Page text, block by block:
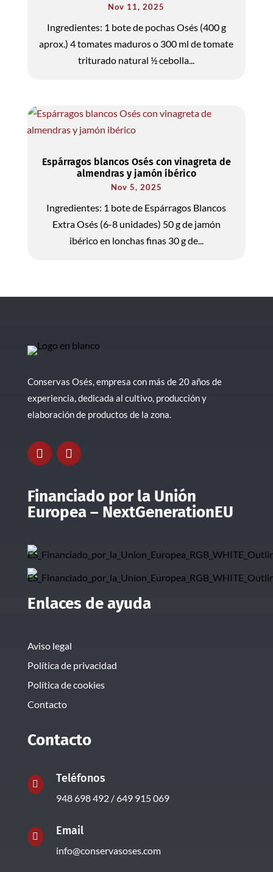
Nov 11, 2025
Ingredientes: 1 bote de pochas Osés (400 g
aprox.) 4 tomates maduros o 300 ml de tomate
triturado natural ½ cebolla...
Espárragos blancos Osés con vinagreta de
almendras y jamón ibérico
Nov 5, 2025
Ingredientes: 1 bote de Espárragos Blancos
Extra Osés (6-8 unidades) 50 g de jamón
ibérico en lonchas finas 30 g de...
Conservas Osés, empresa con más de 20 años de
experiencia, dedicada al cultivo, producción y
elaboración de productos de la zona.
Financiado por la Unión
Europea – NextGenerationEU
Enlaces de ayuda
Aviso legal
Política de privacidad
Política de cookies
Contacto
Contacto
 Teléfonos
948 698 492 / 649 915 069
 Email
info@conservasoses.com